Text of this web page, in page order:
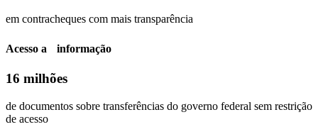
em contracheques com mais transparência
Acesso a informação
16 milhões
de documentos sobre transferências do governo federal sem restrição
de acesso